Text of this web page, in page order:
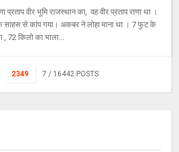
प्रताप वीर भूमि राजस्थान का, वह वीर प्रताप राणा था ।
साहस से कांप गया। अकबर ने लोहा माना था । 7 फुट के
, 72 किलो का भाला...
2349 7 / 16442 POSTS